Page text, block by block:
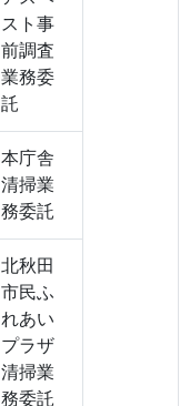
スト事
前調査
業務委
託
本庁舎
清掃業
務委託
北秋田
市民ふ
れあい
プラザ
清掃業
務委託